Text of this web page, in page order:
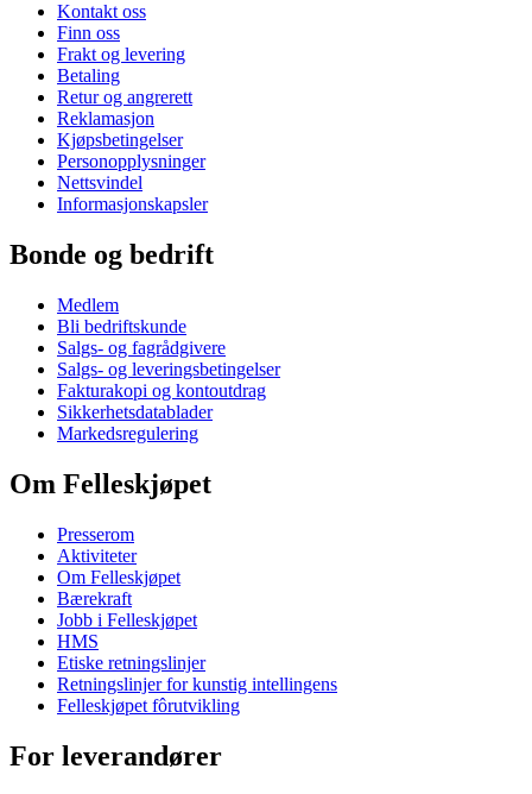
Kontakt oss
Finn oss
Frakt og levering
Betaling
Retur og angrerett
Reklamasjon
Kjøpsbetingelser
Personopplysninger
Nettsvindel
Informasjonskapsler
Bonde og bedrift
Medlem
Bli bedriftskunde
Salgs- og fagrådgivere
Salgs- og leveringsbetingelser
Fakturakopi og kontoutdrag
Sikkerhetsdatablader
Markedsregulering
Om Felleskjøpet
Presserom
Aktiviteter
Om Felleskjøpet
Bærekraft
Jobb i Felleskjøpet
HMS
Etiske retningslinjer
Retningslinjer for kunstig intellingens
Felleskjøpet fôrutvikling
For leverandører